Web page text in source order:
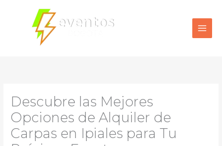
contenido
Descubre las Mejores
Opciones de Alquiler de
Carpas en Ipiales para Tu